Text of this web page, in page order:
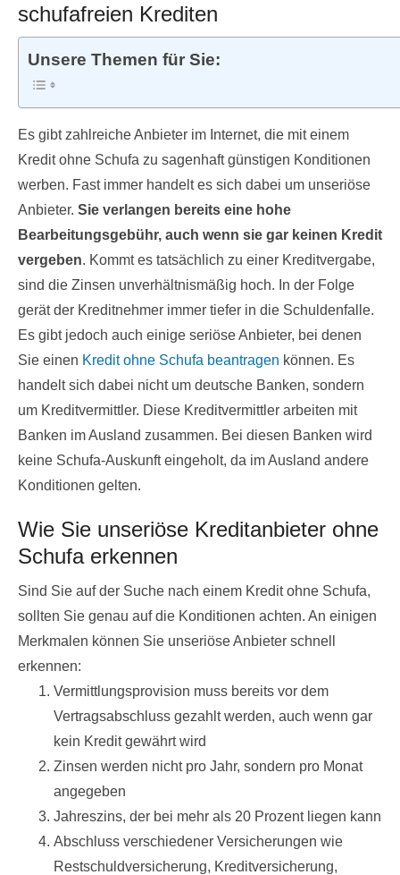
schufafreien Krediten
Unsere Themen für Sie:
Es gibt zahlreiche Anbieter im Internet, die mit einem
Kredit ohne Schufa zu sagenhaft günstigen Konditionen
werben. Fast immer handelt es sich dabei um unseriöse
Anbieter. Sie verlangen bereits eine hohe
Bearbeitungsgebühr, auch wenn sie gar keinen Kredit
vergeben. Kommt es tatsächlich zu einer Kreditvergabe,
sind die Zinsen unverhältnismäßig hoch. In der Folge
gerät der Kreditnehmer immer tiefer in die Schuldenfalle.
Es gibt jedoch auch einige seriöse Anbieter, bei denen
Sie einen Kredit ohne Schufa beantragen können. Es
handelt sich dabei nicht um deutsche Banken, sondern
um Kreditvermittler. Diese Kreditvermittler arbeiten mit
Banken im Ausland zusammen. Bei diesen Banken wird
keine Schufa-Auskunft eingeholt, da im Ausland andere
Konditionen gelten.
Wie Sie unseriöse Kreditanbieter ohne
Schufa erkennen
Sind Sie auf der Suche nach einem Kredit ohne Schufa,
sollten Sie genau auf die Konditionen achten. An einigen
Merkmalen können Sie unseriöse Anbieter schnell
erkennen:
Vermittlungsprovision muss bereits vor dem
Vertragsabschluss gezahlt werden, auch wenn gar
kein Kredit gewährt wird
Zinsen werden nicht pro Jahr, sondern pro Monat
angegeben
Jahreszins, der bei mehr als 20 Prozent liegen kann
Abschluss verschiedener Versicherungen wie
Restschuldversicherung, Kreditversicherung,